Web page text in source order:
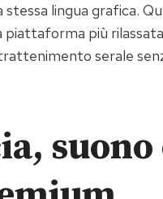
stessa lingua grafica.
più
serale